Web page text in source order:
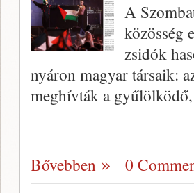
A
közösség
zsidók
nyáron magyar társaik:
meghívták a
Bővebben 0